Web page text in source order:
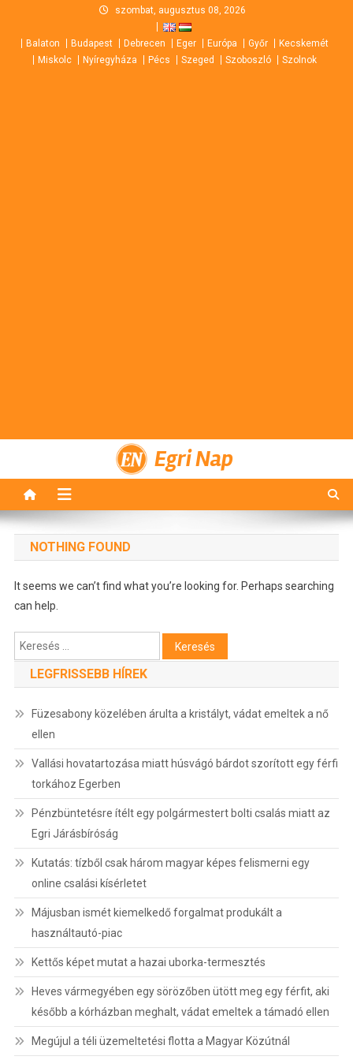
content
szombat, augusztus 08, 2026
Balaton Budapest Debrecen Eger Európa Győr
Kecskemét
Miskolc
Nyíregyháza Pécs Szeged Szoboszló Szolnok
Egri Nap
NOTHING FOUND
It seems we can’t find what you’re looking for. Perhaps searching
can help.
Keresés:
LEGFRISSEBB HÍREK
Füzesabony közelében árulta a kristályt, vádat emeltek a nő
ellen
Vallási hovatartozása miatt húsvágó bárdot szorított egy férfi
torkához Egerben
Pénzbüntetésre ítélt egy polgármestert bolti csalás miatt az
Egri Járásbíróság
Kutatás: tízből csak három magyar képes felismerni egy
online csalási kísérletet
Májusban ismét kiemelkedő forgalmat produkált a
használtautó-piac
Kettős képet mutat a hazai uborka-termesztés
Heves vármegyében egy sörözőben ütött meg egy férfit, aki
később a kórházban meghalt, vádat emeltek a támadó ellen
Megújul a téli üzemeltetési flotta a Magyar Közútnál